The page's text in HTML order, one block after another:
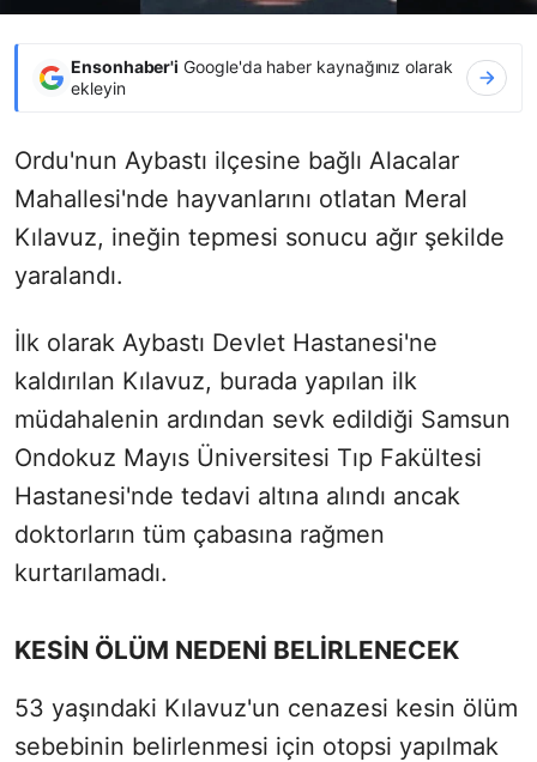
Ensonhaber'i Google'da haber kaynağınız olarak
ekleyin
Ordu'nun Aybastı ilçesine bağlı Alacalar
Mahallesi'nde hayvanlarını otlatan Meral
Kılavuz, ineğin tepmesi sonucu ağır şekilde
yaralandı.
İlk olarak Aybastı Devlet Hastanesi'ne
kaldırılan Kılavuz, burada yapılan ilk
müdahalenin ardından sevk edildiği Samsun
Ondokuz Mayıs Üniversitesi Tıp Fakültesi
Hastanesi'nde tedavi altına alındı ancak
doktorların tüm çabasına rağmen
kurtarılamadı.
KESİN ÖLÜM NEDENİ BELİRLENECEK
53 yaşındaki Kılavuz'un cenazesi kesin ölüm
sebebinin belirlenmesi için otopsi yapılmak